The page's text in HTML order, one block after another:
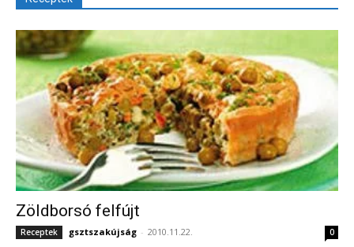
Zöldborsó felfújt
Receptek gsztszakújság - 2010.11.22. 0